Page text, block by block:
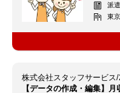
派
東
株式会社スタッフサービス
【データの作成・編集】